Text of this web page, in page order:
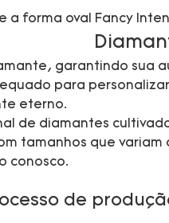
garantindo
para
eterno.
de diamantes
tamanhos que
conosco.
de